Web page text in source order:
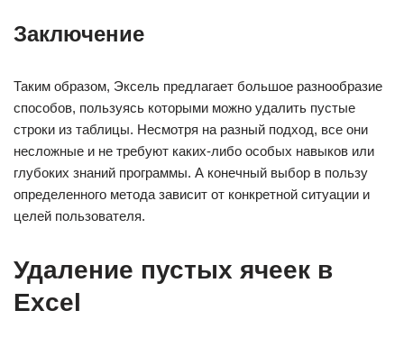
Заключение
Таким образом, Эксель предлагает большое разнообразие
способов, пользуясь которыми можно удалить пустые
строки из таблицы. Несмотря на разный подход, все они
несложные и не требуют каких-либо особых навыков или
глубоких знаний программы. А конечный выбор в пользу
определенного метода зависит от конкретной ситуации и
целей пользователя.
Удаление пустых ячеек в
Excel